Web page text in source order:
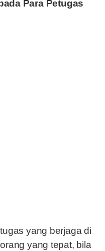
Para Petugas
yang berjaga di
yang tepat, bila